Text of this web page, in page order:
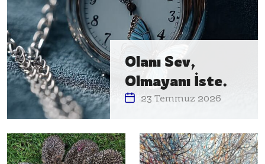
Olanı Sev,
Olmayanı İste.
23 Temmuz 2026